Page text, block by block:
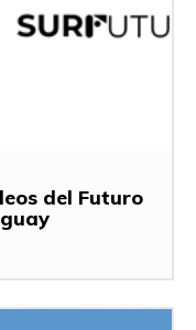
del Futuro